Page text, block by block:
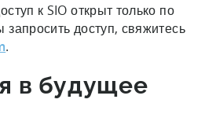
к SIO открыт только по
доступ, свяжитесь
.
в будущее